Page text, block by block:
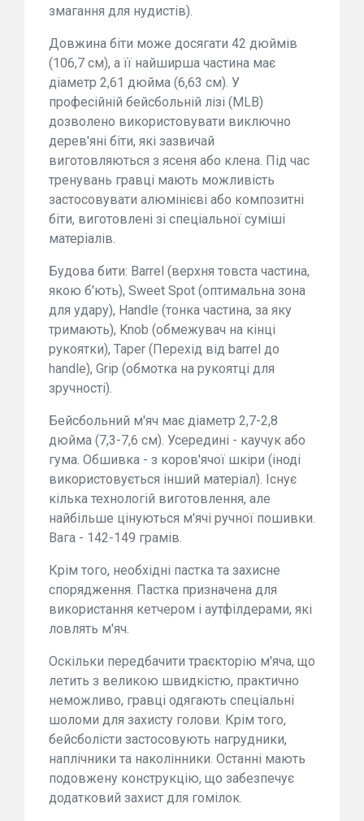
змагання для нудистів).
Довжина біти може досягати 42 дюймів
(106,7 см), а її найширша частина має
діаметр 2,61 дюйма (6,63 см). У
професійній бейсбольній лізі (MLB)
дозволено використовувати виключно
дерев'яні біти, які зазвичай
виготовляються з ясеня або клена. Під час
тренувань гравці мають можливість
застосовувати алюмінієві або композитні
біти, виготовлені зі спеціальної суміші
матеріалів.
Будова бити: Barrel (верхня товста частина,
якою б'ють), Sweet Spot (оптимальна зона
для удару), Handle (тонка частина, за яку
тримають), Knob (обмежувач на кінці
рукоятки), Taper (Перехід від barrel до
handle), Grip (обмотка на рукоятці для
зручності).
Бейсбольний м'яч має діаметр 2,7-2,8
дюйма (7,3-7,6 см). Усередині - каучук або
гума. Обшивка - з коров'ячої шкіри (іноді
використовується інший матеріал). Існує
кілька технологій виготовлення, але
найбільше цінуються м'ячі ручної пошивки.
Вага - 142-149 грамів.
Крім того, необхідні пастка та захисне
спорядження. Пастка призначена для
використання кетчером і аутфілдерами, які
ловлять м'яч.
Оскільки передбачити траєкторію м'яча, що
летить з великою швидкістю, практично
неможливо, гравці одягають спеціальні
шоломи для захисту голови. Крім того,
бейсболісти застосовують нагрудники,
наплічники та наколінники. Останні мають
подовжену конструкцію, що забезпечує
додатковий захист для гомілок.